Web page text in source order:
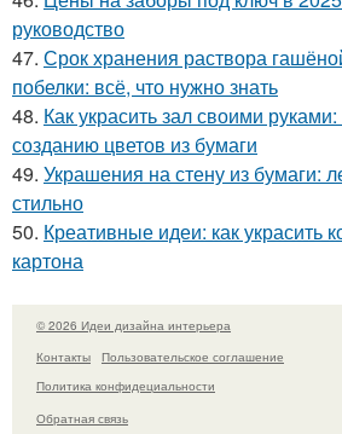
руководство
47. Срок хранения раствора
побелки: всё, что нужно знать
48. Как украсить зал своими
созданию цветов из бумаги
49. Украшения на стену из бумаги:
стильно
50. Креативные идеи: как украсить
картона
© 2026 Идеи дизайна интерьера
Контакты
Пользовательское соглашение
Политика конфидециальности
Обратная связь